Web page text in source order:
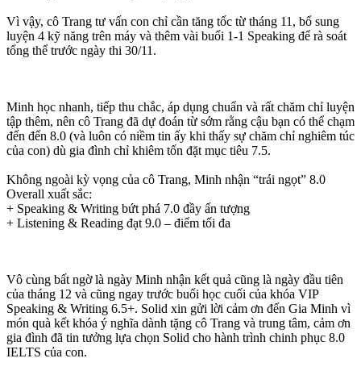
Vì vậy, cô Trang tư vấn con chỉ cần tăng tốc từ tháng 11, bổ sung
luyện 4 kỹ năng trên máy và thêm vài buổi 1-1 Speaking để rà soát
tổng thể trước ngày thi 30/11.
Minh học nhanh, tiếp thu chắc, áp dụng chuẩn và rất chăm chỉ luyện
tập thêm, nên cô Trang đã dự đoán từ sớm rằng cậu bạn có thể chạm
đến đến 8.0 (và luôn có niềm tin ấy khi thấy sự chăm chỉ nghiêm túc
của con) dù gia đình chỉ khiêm tốn đặt mục tiêu 7.5.
Không ngoài kỳ vọng của cô Trang, Minh nhận “trái ngọt” 8.0
Overall xuất sắc:
+ Speaking & Writing bứt phá 7.0 đầy ấn tượng
+ Listening & Reading đạt 9.0 – điểm tối đa
Vô cùng bất ngờ là ngày Minh nhận kết quả cũng là ngày đầu tiên
của tháng 12 và cũng ngay trước buổi học cuối của khóa VIP
Speaking & Writing 6.5+. Solid xin gửi lời cảm ơn đến Gia Minh vì
món quà kết khóa ý nghĩa dành tặng cô Trang và trung tâm, cảm ơn
gia đình đã tin tưởng lựa chọn Solid cho hành trình chinh phục 8.0
IELTS của con.